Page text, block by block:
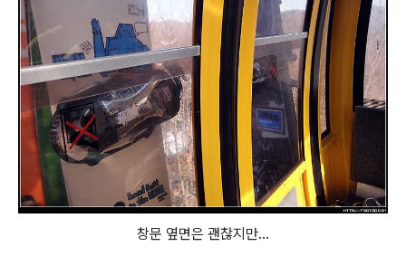
창문 옆면은 괜찮지만...